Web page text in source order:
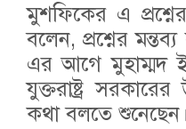
মুশফিকের এ
বলেন, প্রশ্নের
এর আগে মুহাম্মদ
যুক্তরাষ্ট্র
কথা বলতে শুনেছেন।